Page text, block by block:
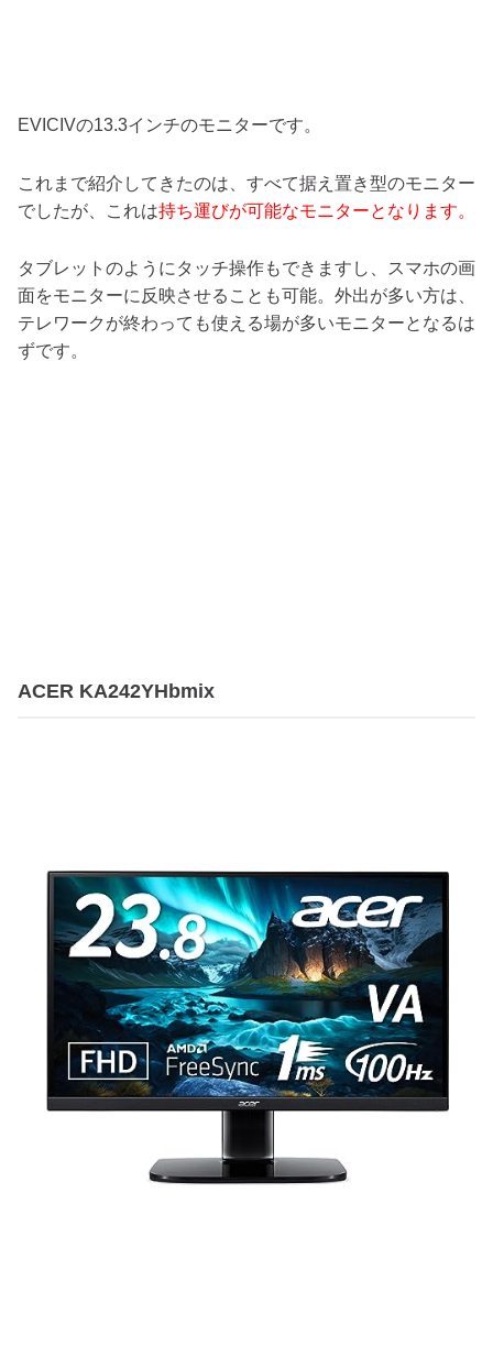
EVICIVの13.3インチのモニターです。
これまで紹介してきたのは、すべて据え置き型のモニター
でしたが、これは持ち運びが可能なモニターとなります。
タブレットのようにタッチ操作もできますし、スマホの画
面をモニターに反映させることも可能。外出が多い方は、
テレワークが終わっても使える場が多いモニターとなるは
ずです。
ACER KA242YHbmix